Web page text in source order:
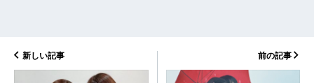
新しい記事 前の記事